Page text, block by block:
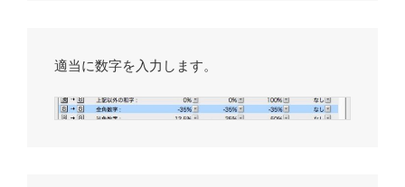
適当に数字を入力します。